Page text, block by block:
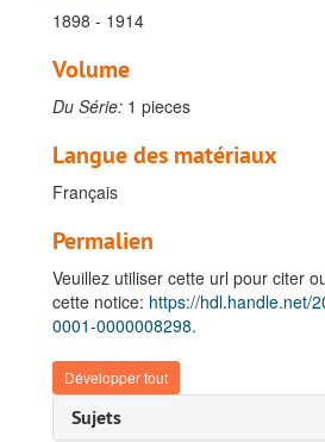
1898 - 1914
Volume
Du Série: 1 pieces
Langue des matériaux
Français
Permalien
Veuillez utiliser cette url pour citer
cette notice: https://hdl.handle.net/
0001-0000008298.
Développer tout
Sujets